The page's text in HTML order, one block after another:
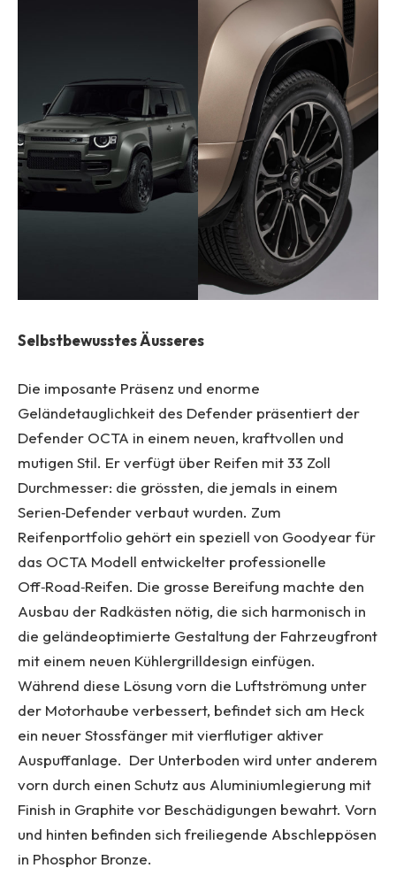
Selbstbewusstes Äusseres
Die imposante Präsenz und enorme
Geländetauglichkeit des Defender präsentiert der
Defender OCTA in einem neuen, kraftvollen und
mutigen Stil. Er verfügt über Reifen mit 33 Zoll
Durchmesser: die grössten, die jemals in einem
Serien‑Defender verbaut wurden. Zum
Reifenportfolio gehört ein speziell von Goodyear für
das OCTA Modell entwickelter professionelle
Off‑Road‑Reifen. Die grosse Bereifung machte den
Ausbau der Radkästen nötig, die sich harmonisch in
die geländeoptimierte Gestaltung der Fahrzeugfront
mit einem neuen Kühlergrilldesign einfügen.
Während diese Lösung vorn die Luftströmung unter
der Motorhaube verbessert, befindet sich am Heck
ein neuer Stossfänger mit vierflutiger aktiver
Auspuffanlage. Der Unterboden wird unter anderem
vorn durch einen Schutz aus Aluminiumlegierung mit
Finish in Graphite vor Beschädigungen bewahrt. Vorn
und hinten befinden sich freiliegende Abschleppösen
in Phosphor Bronze.